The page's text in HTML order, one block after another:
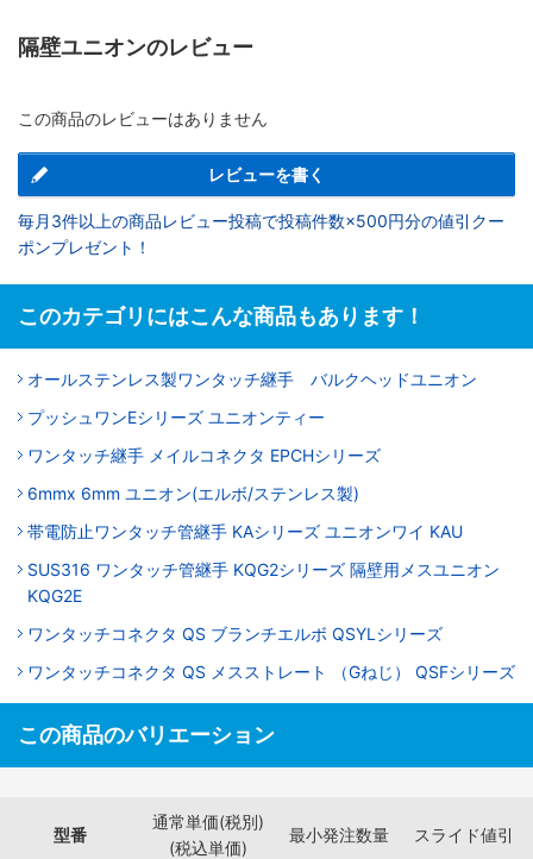
隔壁ユニオンのレビュー
この商品のレビューはありません
レビューを書く
毎月3件以上の商品レビュー投稿で投稿件数×500円分の値引クー
ポンプレゼント！
このカテゴリにはこんな商品もあります！
オールステンレス製ワンタッチ継手 バルクヘッドユニオン
プッシュワンEシリーズ ユニオンティー
ワンタッチ継手 メイルコネクタ EPCHシリーズ
6mmx 6mm ユニオン(エルボ/ステンレス製)
帯電防止ワンタッチ管継手 KAシリーズ ユニオンワイ KAU
SUS316 ワンタッチ管継手 KQG2シリーズ 隔壁用メスユニオン
KQG2E
ワンタッチコネクタ QS ブランチエルボ QSYLシリーズ
ワンタッチコネクタ QS メスストレート （Gねじ） QSFシリーズ
この商品のバリエーション
型番
通常単価(税別)
(税込単価)
最小発注数量 スライド値引